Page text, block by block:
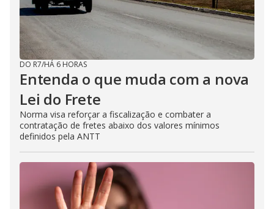
DO R7/HÁ 6 HORAS
Entenda o que muda com a nova
Lei do Frete
Norma visa reforçar a fiscalização e combater a
contratação de fretes abaixo dos valores mínimos
definidos pela ANTT